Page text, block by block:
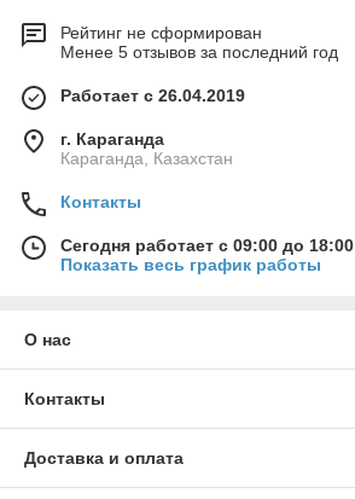
Рейтинг не сформирован
Менее 5 отзывов за последний год
Работает с 26.04.2019
г. Караганда
Караганда, Казахстан
Контакты
Сегодня работает с 09:00 до 18:00
Показать весь график работы
О нас
Контакты
Доставка и оплата